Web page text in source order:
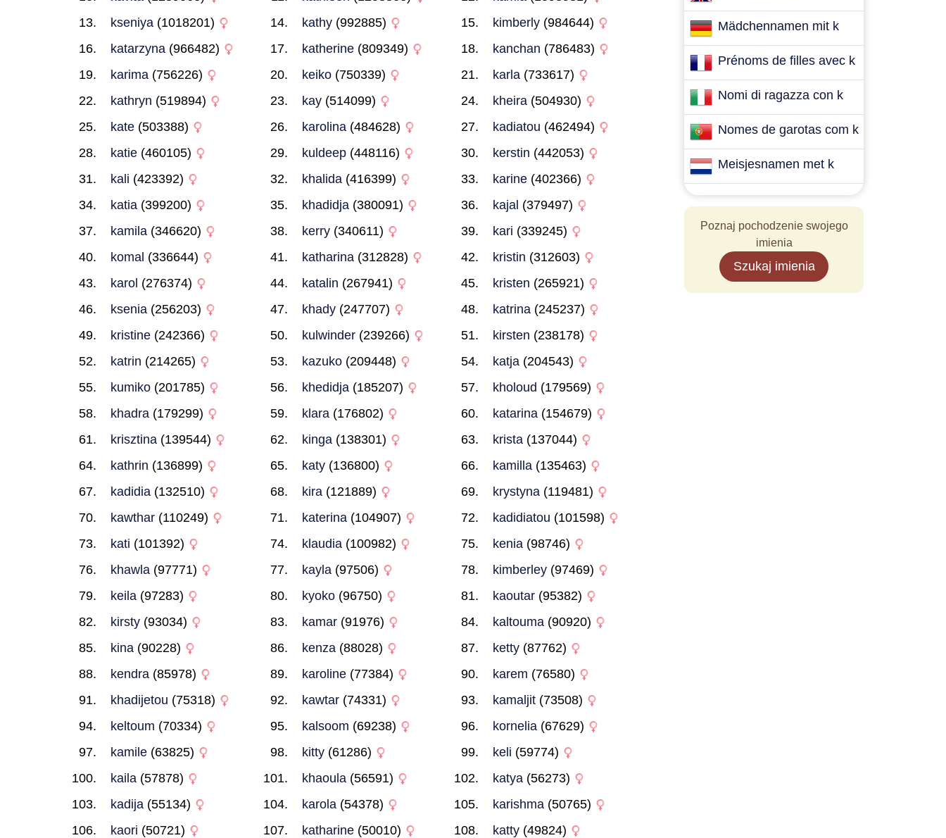
kseniya (1018201) kathy(992885) kimberly (984644)
katarzyna (966482) katherine(809349) kanchan (786483)
karima (756226) keiko(750339) karla (733617)
kathryn (519894) kay(514099) kheira (504930)
kate (503388) karolina(484628) kadiatou (462494)
katie (460105) kuldeep(448116) kerstin (442053)
kali (423392) khalida(416399) karine (402366)
katia (399200) khadidja(380091) kajal (379497)
kamila (346620) kerry(340611) kari (339245)
komal (336644) katharina(312828) kristin (312603)
karol (276374) katalin (267941) kristen (265921)
ksenia (256203) khady(247707) katrina (245237)
kristine (242366) kulwinder(239266) kirsten (238178)
katrin (214265) kazuko(209448) katja (204543)
kumiko (201785) khedidja(185207) kholoud (179569)
khadra (179299) klara(176802) katarina (154679)
krisztina (139544) kinga(138301) krista (137044)
kathrin (136899) katy(136800) kamilla (135463)
kadidia (132510) kira(121889) krystyna (119481)
kawthar (110249) katerina(104907) kadidiatou (101598)
kati (101392) klaudia(100982) kenia (98746)
khawla (97771) kayla(97506) kimberley (97469)
keila (97283) kyoko(96750) kaoutar (95382)
kirsty (93034) kamar(91976) kaltouma (90920)
kina (90228) kenza(88028) ketty (87762)
kendra (85978) karoline(77384) karem (76580)
khadijetou (75318) kawtar(74331) kamaljit (73508)
keltoum (70334) kalsoom (69238) kornelia (67629)
kamile (63825) kitty(61286) keli (59774)
kaila (57878) khaoula(56591) katya (56273)
kadija (55134) karola(54378) karishma (50765)
kaori (50721) katharine(50010) katty (49824)
Mädchennamen mit k
Prénoms de filles avec k
Nomi di ragazza con k
Nomes de garotas com k
Meisjesnamen met k
Poznaj pochodzenie swojego
imienia
Szukaj imienia